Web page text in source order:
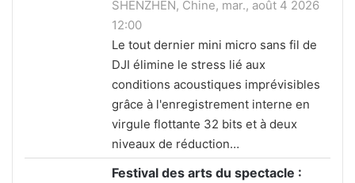
SHENZHEN, Chine, mar., août 4 2026
12:00
Le tout dernier mini micro sans fil de
DJI élimine le stress lié aux
conditions acoustiques imprévisibles
grâce à l'enregistrement interne en
virgule flottante 32 bits et à deux
niveaux de réduction…
Festival des arts du spectacle :